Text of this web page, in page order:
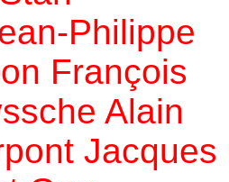
Philippe
François
Alain
Jacques